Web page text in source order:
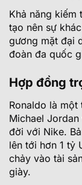
Khả năng kiếm
tạo nên sự
gương mặt đại
đoàn đa quốc
Hợp đồng
Ronaldo là
Michael
đời với Nike.
lên tới hơn 1 tỷ
chảy vào tài
giày.